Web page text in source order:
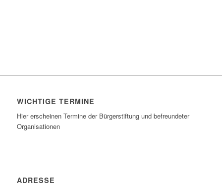
WICHTIGE TERMINE
Hier erscheinen Termine der Bürgerstiftung und befreundeter
Organisationen
ADRESSE